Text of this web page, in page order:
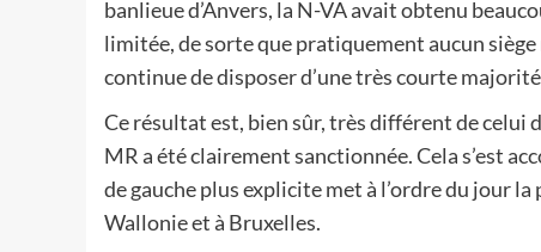
banlieue d’Anvers, la N-VA avait obtenu
limitée, de sorte que pratiquement aucun
continue de disposer d’une très courte
Ce résultat est, bien sûr, très différent de celui
MR a été clairement sanctionnée. Cela s’est
de gauche plus explicite met à l’ordre du jour
Wallonie et à Bruxelles.